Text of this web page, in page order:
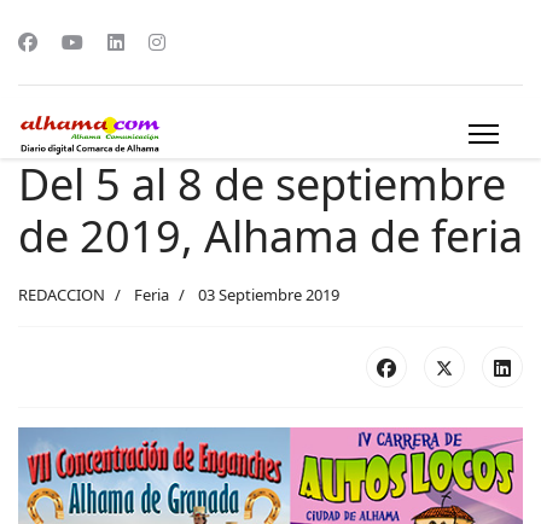
Del 5 al 8 de septiembre
de 2019, Alhama de feria
REDACCION Feria 03 Septiembre 2019